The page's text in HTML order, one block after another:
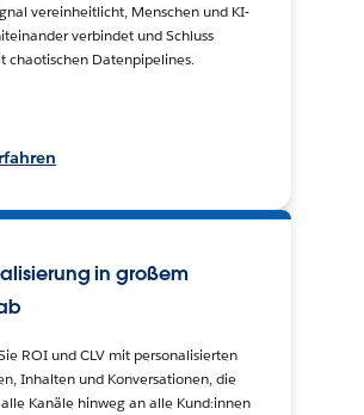
vereinheitlicht, Menschen und KI-
verbindet und Schluss
chaotischen Datenpipelines.
in großem
ROI und CLV mit personalisierten
Inhalten und Konversationen, die
Kanäle hinweg an alle Kund:innen